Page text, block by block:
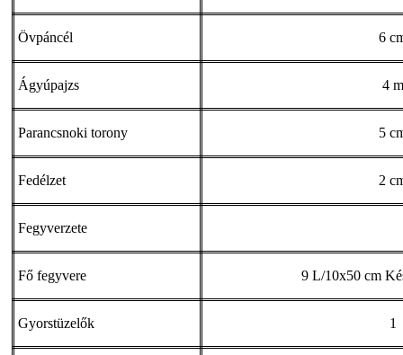
Övpáncél 6
Ágyúpajzs 4 m
Parancsnoki torony 5
Fedélzet 2
Fegyverzete
Fő fegyvere 9 L/10x50 cm
Gyorstüzelők 1